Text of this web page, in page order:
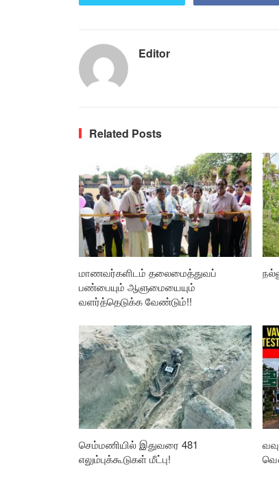
Editor
Related Posts
மாணவர்களிடம் தலைமைத்துவப்
பண்பையும் ஆளுமையையும்
வளர்த்தெடுக்க வேண்டும்!!
செம்மணியில் இதுவரை 481
எலும்புக்கூடுகள் மீட்பு!